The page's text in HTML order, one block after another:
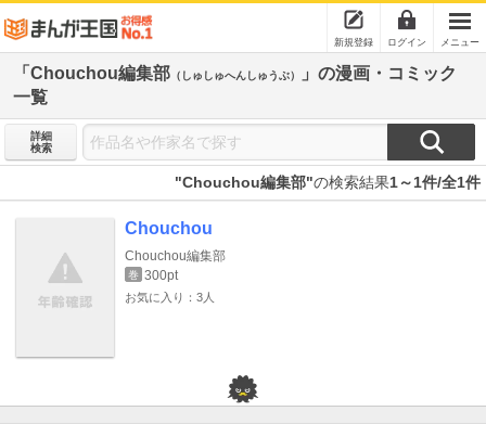
新規登録 ログイン メニュー
「Chouchou編集部 （しゅしゅへんしゅうぶ）
」の漫画・コミック
一覧
詳細
検索
"Chouchou編集部"の検索結果1～1件/全1件
Chouchou
Chouchou編集部
巻 300pt
お気に入り：3人